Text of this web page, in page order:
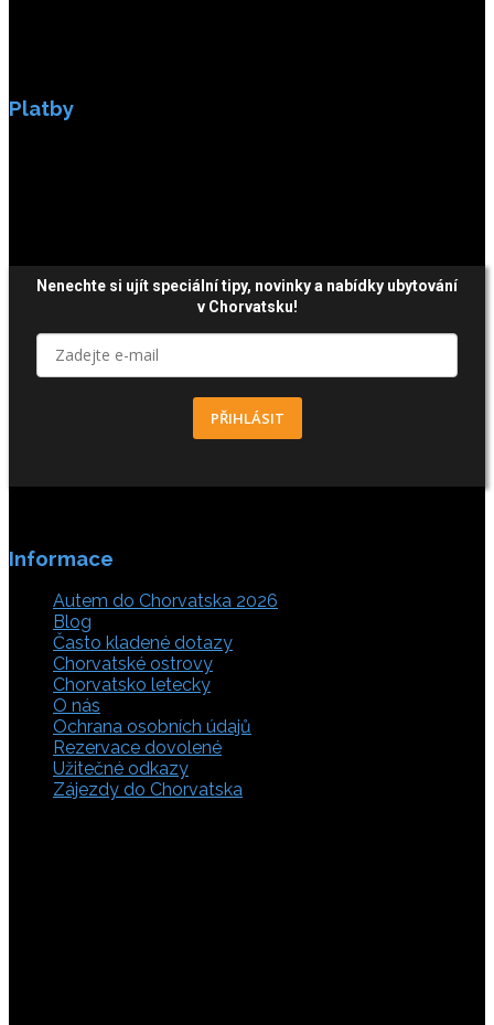
Platby
Nenechte si ujít speciální tipy, novinky a nabídky ubytování
v Chorvatsku!
PŘIHLÁSIT
Informace
Autem do Chorvatska 2026
Blog
Často kladené dotazy
Chorvatské ostrovy
Chorvatsko letecky
O nás
Ochrana osobních údajů
Rezervace dovolené
Užitečné odkazy
Zájezdy do Chorvatska